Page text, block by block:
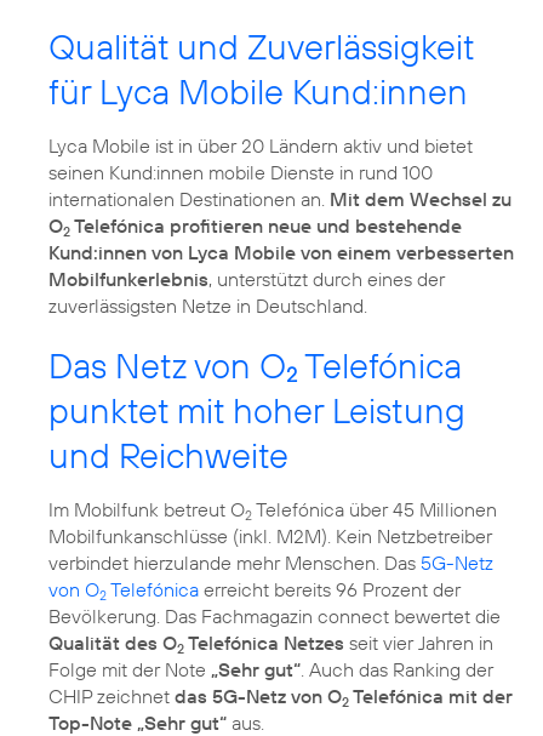
Qualität und Zuverlässigkeit
für Lyca Mobile Kund:innen
Lyca Mobile ist in über 20 Ländern aktiv und bietet
seinen Kund:innen mobile Dienste in rund 100
internationalen Destinationen an. Mit dem Wechsel zu
O2 Telefónica profitieren neue und bestehende
Kund:innen von Lyca Mobile von einem verbesserten
Mobilfunkerlebnis, unterstützt durch eines der
zuverlässigsten Netze in Deutschland.
Das Netz von O2 Telefónica
punktet mit hoher Leistung
und Reichweite
Im Mobilfunk betreut O2 Telefónica über 45 Millionen
Mobilfunkanschlüsse (inkl. M2M). Kein Netzbetreiber
verbindet hierzulande mehr Menschen. Das 5G-Netz
von O2 Telefónica erreicht bereits 96 Prozent der
Bevölkerung. Das Fachmagazin connect bewertet die
Qualität des O2 Telefónica Netzes seit vier Jahren in
Folge mit der Note „Sehr gut“ . Auch das Ranking der
CHIP zeichnet das 5G-Netz von O2 Telefónica mit der
Top-Note „Sehr gut“ aus.